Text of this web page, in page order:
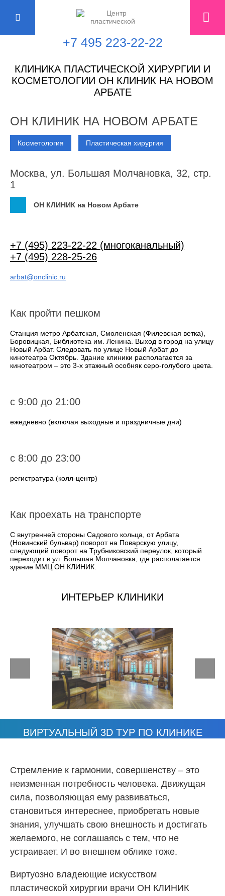
+7 495 223-22-22
КЛИНИКА ПЛАСТИЧЕСКОЙ ХИРУРГИИ И
КОСМЕТОЛОГИИ ОН КЛИНИК НА НОВОМ
АРБАТЕ
ОН КЛИНИК НА НОВОМ АРБАТЕ
Косметология Пластическая хирургия
Москва, ул. Большая Молчановка, 32, стр.
1
ОН КЛИНИК на Новом Арбате
+7 (495) 223-22-22 (многоканальный)
+7 (495) 228-25-26
arbat@onclinic.ru
Как пройти пешком
Станция метро Арбатская, Смоленская (Филевская ветка),
Боровицкая, Библиотека им. Ленина. Выход в город на улицу
Новый Арбат. Следовать по улице Новый Арбат до
кинотеатра Октябрь. Здание клиники располагается за
кинотеатром – это 3-х этажный особняк серо-голубого цвета.
с 9:00 до 21:00
ежедневно (включая выходные и праздничные дни)
с 8:00 до 23:00
регистратура (колл-центр)
Как проехать на транспорте
С внутренней стороны Садового кольца, от Арбата
(Новинский бульвар) поворот на Поварскую улицу,
следующий поворот на Трубниковский переулок, который
переходит в ул. Большая Молчановка, где располагается
здание ММЦ ОН КЛИНИК.
ИНТЕРЬЕР КЛИНИКИ
ВИРТУАЛЬНЫЙ 3D ТУР ПО КЛИНИКЕ
Смотреть 3D тур
Стремление к гармонии, совершенству – это
неизменная потребность человека. Движущая
сила, позволяющая ему развиваться,
становиться интереснее, приобретать новые
знания, улучшать свою внешность и достигать
желаемого, не соглашаясь с тем, что не
устраивает. И во внешнем облике тоже.
Виртуозно владеющие искусством
пластической хирургии врачи ОН КЛИНИК